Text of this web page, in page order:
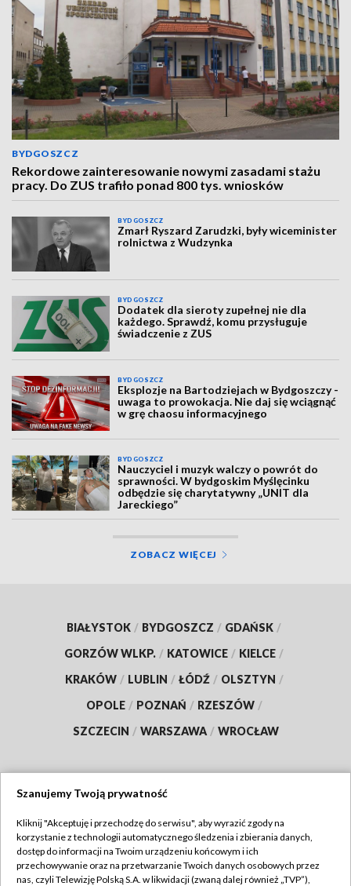
BYDGOSZCZ
Rekordowe zainteresowanie nowymi zasadami stażu
pracy. Do ZUS trafiło ponad 800 tys. wniosków
BYDGOSZCZ
Zmarł Ryszard Zarudzki, były wiceminister
rolnictwa z Wudzynka
BYDGOSZCZ
Dodatek dla sieroty zupełnej nie dla
każdego. Sprawdź, komu przysługuje
świadczenie z ZUS
BYDGOSZCZ
Eksplozje na Bartodziejach w Bydgoszczy -
uwaga to prowokacja. Nie daj się wciągnąć
w grę chaosu informacyjnego
BYDGOSZCZ
Nauczyciel i muzyk walczy o powrót do
sprawności. W bydgoskim Myślęcinku
odbędzie się charytatywny „UNIT dla
Jareckiego”
ZOBACZ WIĘCEJ
BIAŁYSTOK / BYDGOSZCZ / GDAŃSK /
GORZÓW WLKP. / KATOWICE / KIELCE /
KRAKÓW / LUBLIN / ŁÓDŹ / OLSZTYN /
OPOLE / POZNAŃ / RZESZÓW /
SZCZECIN / WARSZAWA / WROCŁAW
TVP
Abonament TVP
Regulamin TVP
Szanujemy Twoją prywatność
Kliknij "Akceptuję i przechodzę do serwisu", aby wyrazić zgody na
korzystanie z technologii automatycznego śledzenia i zbierania danych,
dostęp do informacji na Twoim urządzeniu końcowym i ich
przechowywanie oraz na przetwarzanie Twoich danych osobowych przez
nas, czyli Telewizję Polską S.A. w likwidacji (zwaną dalej również „TVP”),